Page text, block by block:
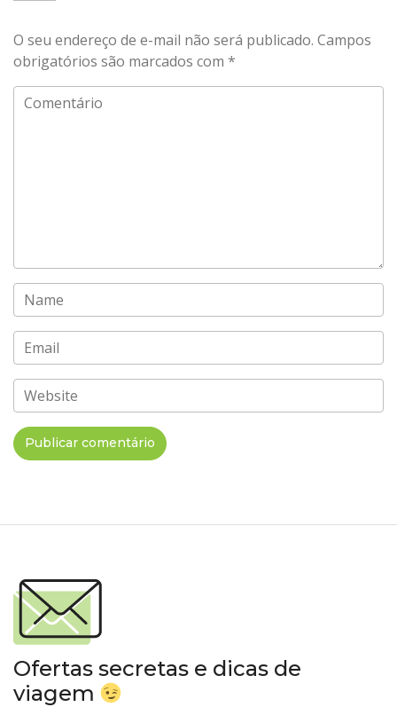
O seu endereço de e-mail não será publicado. Campos
obrigatórios são marcados com *
Comentário
Name
Email
Website
Ofertas secretas e dicas de
viagem